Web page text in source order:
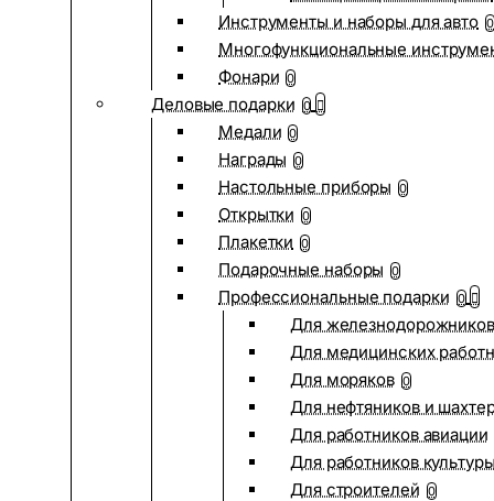
Инструменты и наборы для авто 0
Многофункциональные
Фонари 0
Деловые подарки 0
Медали 0
Награды 0
Настольные приборы 0
Открытки 0
Плакетки 0
Подарочные наборы 0
Профессиональные подарки 0
Для железнодорожников
Для медицинских
Для моряков 0
Для нефтяников и
Для работников авиации
Для работников
Для строителей 0